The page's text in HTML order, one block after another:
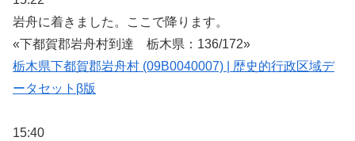
岩舟に着きました。ここで降ります。
«下都賀郡岩舟村到達 栃木県：136/172»
栃木県下都賀郡岩舟村 (09B0040007) | 歴史的行政区域デ
ータセットβ版
15:40